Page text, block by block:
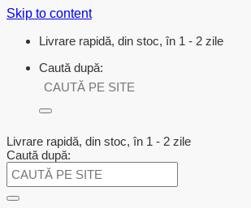
Skip to content
Livrare rapidă, din stoc, în 1 - 2 zile
Caută după:
Livrare rapidă, din stoc, în 1 - 2 zile
Caută după: